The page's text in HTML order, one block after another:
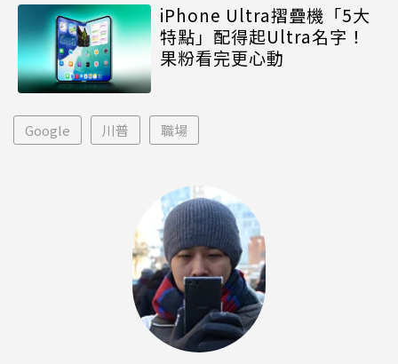
iPhone Ultra摺疊機「5大
特點」配得起Ultra名字！
果粉看完更心動
Google 川普 職場